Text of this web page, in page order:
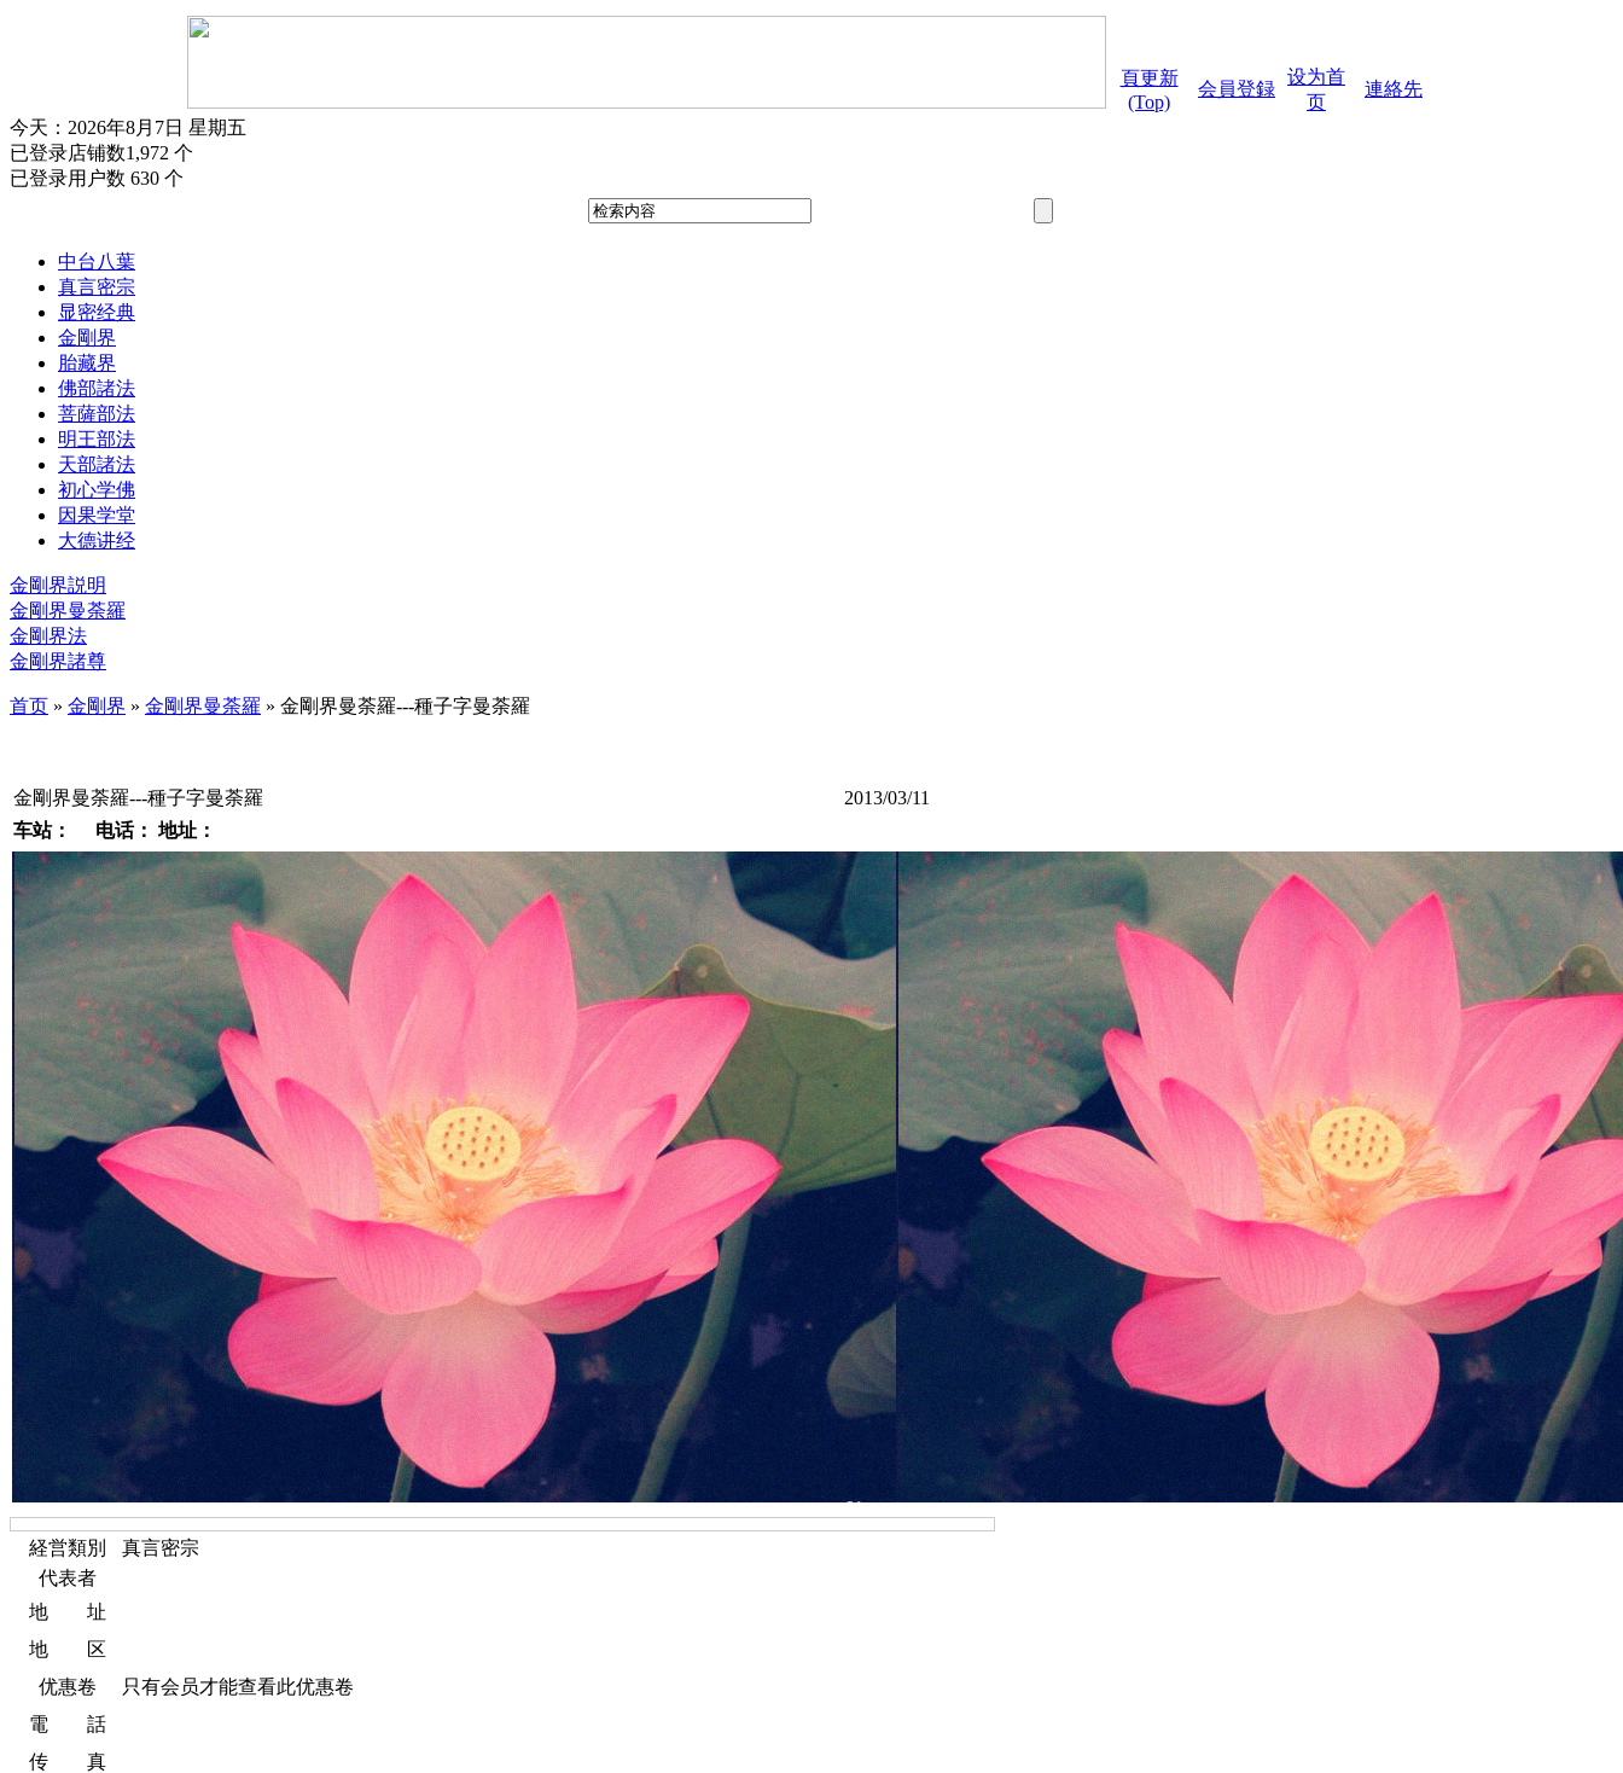
頁更新
(Top)
会員登録
设为首
页
連絡先
今天：2026年8月7日 星期五
已登录店铺数1,972 个
已登录用户数 630 个
中台八葉
真言密宗
显密经典
金剛界
胎藏界
佛部諸法
菩薩部法
明王部法
天部諸法
初心学佛
因果学堂
大德讲经
金剛界説明
金剛界曼荼羅
金剛界法
金剛界諸尊
首页 » 金剛界 » 金剛界曼荼羅 » 金剛界曼荼羅---種子字曼荼羅
金剛界曼荼羅---種子字曼荼羅
2013/03/11
车站：
电话： 地址：
経営類別
真言密宗
代表者
地 址
地 区
优惠卷
只有会员才能查看此优惠卷
電 話
传 真